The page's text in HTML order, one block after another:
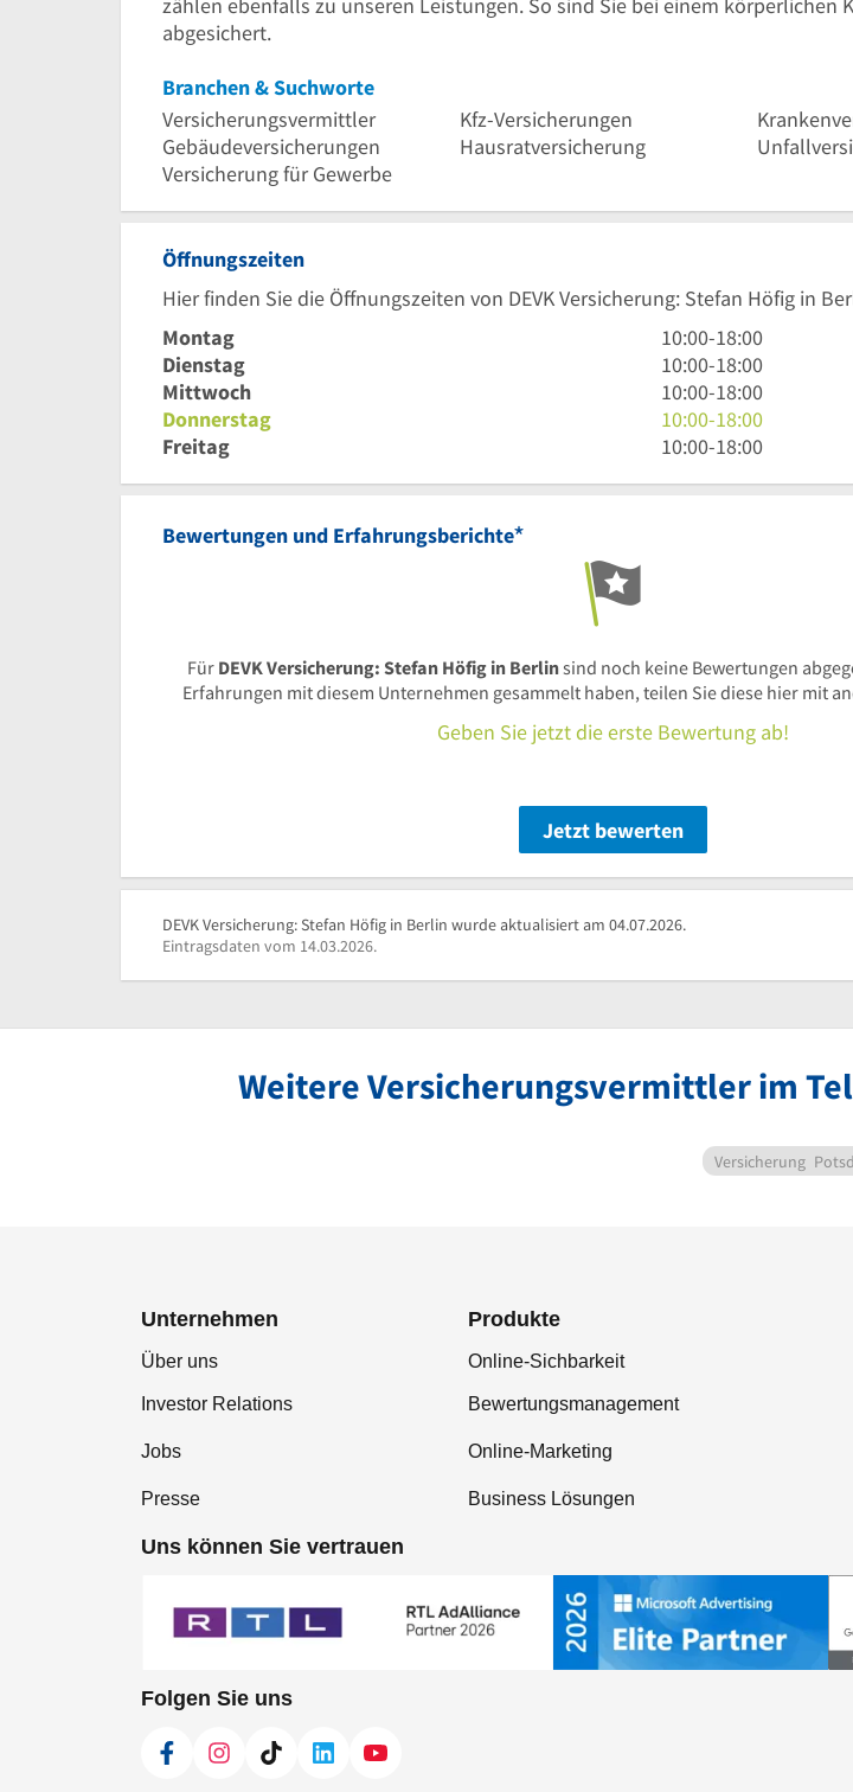
abgesichert.
Branchen & Suchworte
Versicherungsvermittler
Kfz-Versicherungen
Gebäudeversicherungen
Hausratversicherung
Versicherung für Gewerbe
Öffnungszeiten
Hier finden Sie die Öffnungszeiten von DEVK Versicherung: Stefan Höfig in
Montag
10
Uhr
bis
18
Uhr
10:00-18:00
Dienstag
10
Uhr
bis
18
10:00-18:00
Mittwoch
10
Uhr
bis
10:00-18:00
Donnerstag
10
Uhr
10:00-18:00
Freitag
10
10:00-18:00
Bewertungen und Erfahrungsberichte*
Für DEVK Versicherung: Stefan Höfig in Berlinsind noch keine Bewertungen
Erfahrungen mit diesem Unternehmen gesammelt haben, teilen Sie diese hier mit
Geben Sie jetzt die erste Bewertung ab!
Jetzt bewerten
DEVK Versicherung: Stefan Höfig in Berlin wurde aktualisiert am 04.07.2026.
Eintragsdaten vom 14.03.2026.
Weitere Versicherungsvermittler im
Versicherung
Unternehmen
Über uns
Investor Relations
Jobs
Presse
Produkte
Online-Sichbarkeit
Bewertungsmanagement
Online-Marketing
Business Lösungen
Uns können Sie vertrauen
Folgen Sie uns